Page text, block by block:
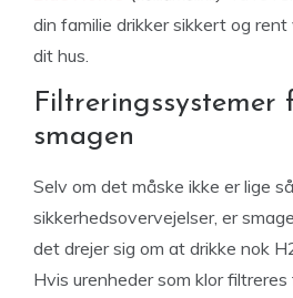
din familie drikker sikkert og
dit hus.
Filtreringssystemer
smagen
Selv om det måske ikke er lige
sikkerhedsovervejelser, er
det drejer sig om at drikke nok
Hvis urenheder som klor